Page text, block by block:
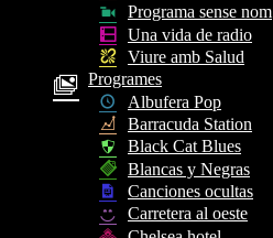
Programa sense nom
Una vida de radio
Viure amb Salud
Programes
Albufera Pop
Barracuda Station
Black Cat Blues
Blancas y Negras
Canciones ocultas
Carretera al oeste